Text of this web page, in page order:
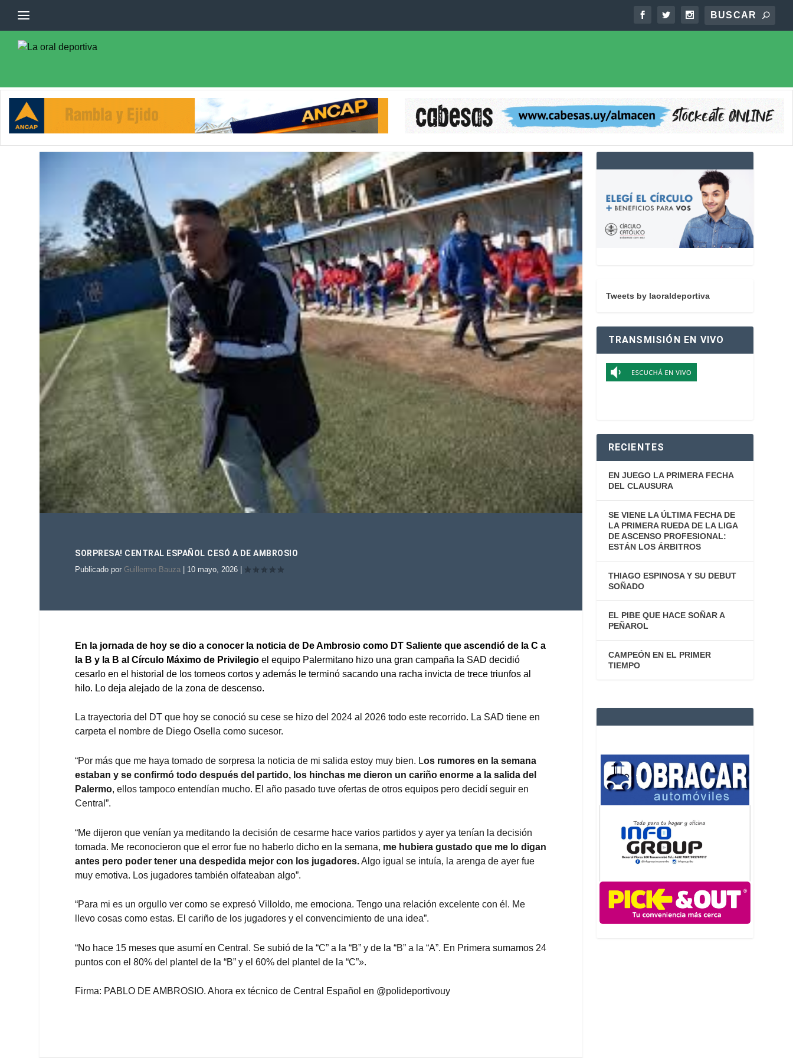
SORPRESA! CENTRAL ESPAÑOL CESÓ A DE AMBROSIO
Publicado por Guillermo Bauza 10 mayo, 2026
En la jornada de hoy se dio a conocer la noticia de De Ambrosio como DT Saliente que ascendió de la C a
la B y la B al Círculo Máximo de Privilegio el equipo Palermitano hizo una gran campaña la SAD decidió
cesarlo en el historial de los torneos cortos y además le terminó sacando una racha invicta de trece triunfos al
hilo. Lo deja alejado de la zona de descenso.
La trayectoria del DT que hoy se conoció su cese se hizo del 2024 al 2026 todo este recorrido. La SAD tiene en
carpeta el nombre de Diego Osella como sucesor.
“Por más que me haya tomado de sorpresa la noticia de mi salida estoy muy bien. Los rumores en la semana
estaban y se confirmó todo después del partido, los hinchas me dieron un cariño enorme a la salida del
Palermo, ellos tampoco entendían mucho. El año pasado tuve ofertas de otros equipos pero decidí seguir en
Central”.
“Me dijeron que venían ya meditando la decisión de cesarme hace varios partidos y ayer ya tenían la decisión
tomada. Me reconocieron que el error fue no haberlo dicho en la semana, me hubiera gustado que me lo digan
antes pero poder tener una despedida mejor con los jugadores.Algo igual se intuía, la arenga de ayer fue
muy emotiva. Los jugadores también olfateaban algo”.
“Para mi es un orgullo ver como se expresó Villoldo, me emociona. Tengo una relación excelente con él. Me
llevo cosas como estas. El cariño de los jugadores y el convencimiento de una idea”.
“No hace 15 meses que asumí en Central. Se subió de la “C” a la “B” y de la “B” a la “A”. En Primera sumamos 24
puntos con el 80% del plantel de la “B” y el 60% del plantel de la “C”».
Firma: PABLO DE AMBROSIO. Ahora ex técnico de Central Español en @polideportivouy
Tweets by laoraldeportiva
TRANSMISIÓN EN VIVO
RECIENTES
EN JUEGO LA PRIMERA FECHA
DEL CLAUSURA
SE VIENE LA ÚLTIMA FECHA DE
LA PRIMERA RUEDA DE LA LIGA
DE ASCENSO PROFESIONAL:
ESTÁN LOS ÁRBITROS
THIAGO ESPINOSA Y SU DEBUT
SOÑADO
EL PIBE QUE HACE SOÑAR A
PEÑAROL
CAMPEÓN EN EL PRIMER
TIEMPO